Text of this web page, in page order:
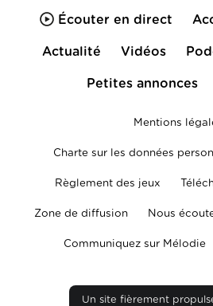
Écouter en direct
Actualité Vidéos
Petites annonces
Mentions
Charte sur les données
Règlement des jeux
Zone de diffusion Nous
Communiquez sur Mélodie
Un site fièrement